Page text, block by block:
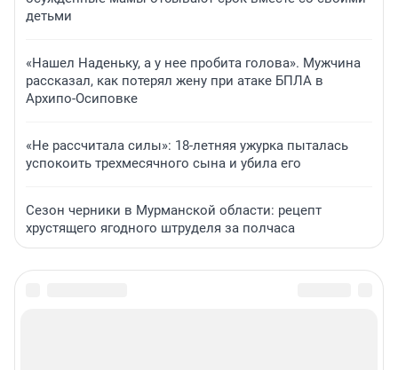
детьми
«Нашел Наденьку, а у нее пробита голова». Мужчина
рассказал, как потерял жену при атаке БПЛА в
Архипо-Осиповке
«Не рассчитала силы»: 18-летняя ужурка пыталась
успокоить трехмесячного сына и убила его
Сезон черники в Мурманской области: рецепт
хрустящего ягодного штруделя за полчаса